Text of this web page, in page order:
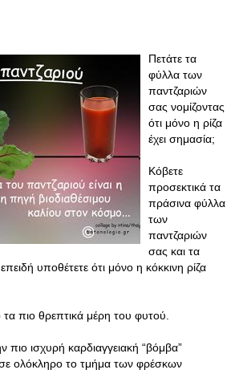
Πετάτε τα
φύλλα των
παντζαριών
σας νομίζοντας
ότι μόνο η ρίζα
έχει σημασία;
Κόβετε
προσεκτικά τα
πράσινα φύλλα
των
παντζαριών
σας και τα
υποθέτετε ότι μόνο η κόκκινη ρίζα
πιο θρεπτικά μέρη του φυτού.
πιο ισχυρή καρδιαγγειακή “βόμβα”
σε ολόκληρο το τμήμα των φρέσκων